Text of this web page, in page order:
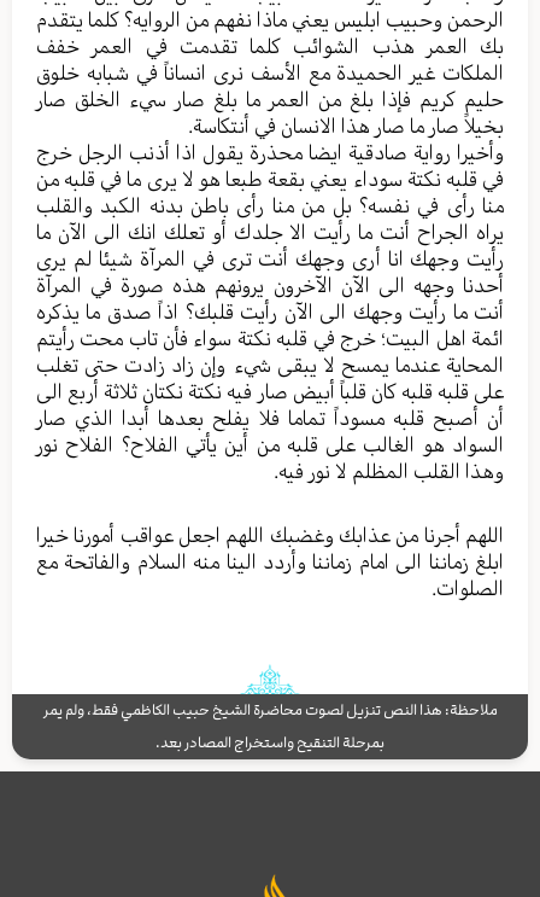
الرحمن وحبيب ابليس يعني ماذا نفهم من الروايه؟ كلما يتقدم
بك العمر هذب الشوائب كلما تقدمت في العمر خفف
الملكات غير الحميدة مع الأسف نرى انساناً في شبابه خلوق
حليم كريم فإذا بلغ من العمر ما بلغ صار سيء الخلق صار
بخيلاً صار ما صار هذا الانسان في أنتكاسة.
وأخيرا رواية صادقية ايضا محذرة يقول اذا أذنب الرجل خرج
في قلبه نكتة سوداء يعني بقعة طبعا هو لا يرى ما في قلبه من
منا رأى في نفسه؟ بل من منا رأى باطن بدنه الكبد والقلب
يراه الجراح أنت ما رأيت الا جلدك أو تعلك انك الى الآن ما
رأيت وجهك انا أرى وجهك أنت ترى في المرآة شيئا لم يرى
أحدنا وجهه الى الآن الآخرون يرونهم هذه صورة في المرآة
أنت ما رأيت وجهك الى الآن رأيت قلبك؟ اذاً صدق ما يذكره
ائمة اهل البيت؛ خرج في قلبه نكتة سواء فأن تاب محت رأيتم
المحاية عندما يمسح لا يبقى شيء وإن زاد زادت حتى تغلب
على قلبه قلبه كان قلباً أبيض صار فيه نكتة نكتان ثلاثة أربع الى
أن أصبح قلبه مسوداً تماما فلا يفلح بعدها أبدا الذي صار
السواد هو الغالب على قلبه من أين يأتي الفلاح؟ الفلاح نور
وهذا القلب المظلم لا نور فيه.
اللهم أجرنا من عذابك وغضبك اللهم اجعل عواقب أمورنا خيرا
ابلغ زماننا الى امام زماننا وأردد الينا منه السلام والفاتحة مع
الصلوات.
ملاحظة: هذا النص تنزيل لصوت محاضرة الشيخ حبيب الكاظمي فقط، ولم يمر
بمرحلة التنقيح واستخراج المصادر بعد.